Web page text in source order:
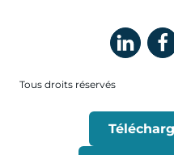
Tous droits réservés